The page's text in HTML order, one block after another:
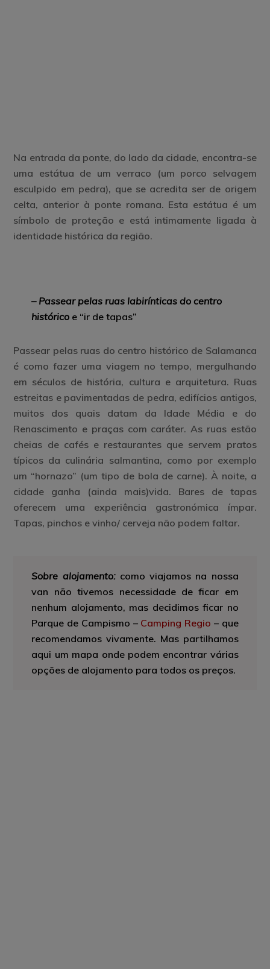
Na entrada da ponte, do lado da cidade, encontra-se
uma estátua de um verraco (um porco selvagem
esculpido em pedra), que se acredita ser de origem
celta, anterior à ponte romana. Esta estátua é um
símbolo de proteção e está intimamente ligada à
identidade histórica da região.
– Passear pelas ruas labirínticas do centro
histórico e “ir de tapas”
Passear pelas ruas do centro histórico de Salamanca
é como fazer uma viagem no tempo, mergulhando
em séculos de história, cultura e arquitetura. Ruas
estreitas e pavimentadas de pedra, edifícios antigos,
muitos dos quais datam da Idade Média e do
Renascimento e praças com caráter. As ruas estão
cheias de cafés e restaurantes que servem pratos
típicos da culinária salmantina, como por exemplo
um “hornazo” (um tipo de bola de carne). À noite, a
cidade ganha (ainda mais)vida. Bares de tapas
oferecem uma experiência gastronómica ímpar.
Tapas, pinchos e vinho/ cerveja não podem faltar.
Sobre alojamento:como viajamos na nossa
van não tivemos necessidade de ficar em
nenhum alojamento, mas decidimos ficar no
Parque de Campismo – Camping Regio – que
recomendamos vivamente. Mas partilhamos
aqui um mapa onde podem encontrar várias
opções de alojamento para todos os preços.